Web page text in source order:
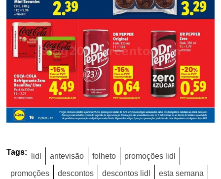
Tags: lidl antevisão folheto promoções lidl
promoções descontos descontos lidl esta semana